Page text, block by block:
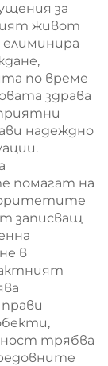
за
живот
по време
здрава
надеждно
помагат на
записващ
в
трябва